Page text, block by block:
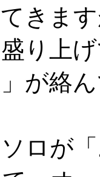
てきま
り上
」が絡
ロが